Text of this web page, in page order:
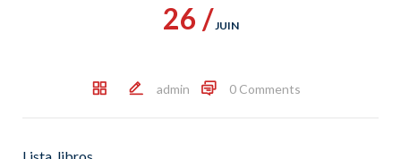
26 /JUIN
admin 0 Comments